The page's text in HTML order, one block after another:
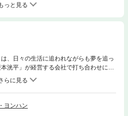
っと見る
、日々の生活に追われながらも夢を追っ
洸平」が経営する会社で打ち合わせに臨
上原智史」の姿があった。大学の先輩で
家だ。苦い記憶しかない彼との再会に顔
ような視線は昔のままで、それが余計に
最悪だった出会いの記憶を呼び覚まし
ヨンハン